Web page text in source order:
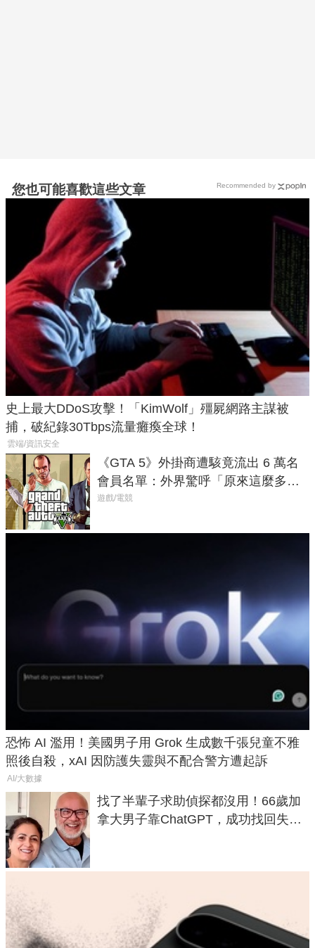
您也可能喜歡這些文章
史上最大DDoS攻擊！「KimWolf」殭屍網路主謀被
捕，破紀錄30Tbps流量癱瘓全球！
雲端/資訊安全
《GTA 5》外掛商遭駭竟流出 6 萬名
會員名單：外界驚呼「原來這麼多人
在開掛！」
遊戲/電競
恐怖 AI 濫用！美國男子用 Grok 生成數千張兒童不雅
照後自殺，xAI 因防護失靈與不配合警方遭起訴
AI/大數據
找了半輩子求助偵探都沒用！66歲加
拿大男子靠ChatGPT，成功找回失散
Recommended by